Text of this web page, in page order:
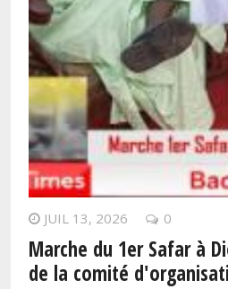
JUIL 13, 2026 0
Marche du 1er Safar à
de la comité